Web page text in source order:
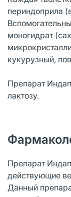
периндоприла
моногидрат
кукурузный,
Препарат
лактозу.
Препарат
действующие
Данный